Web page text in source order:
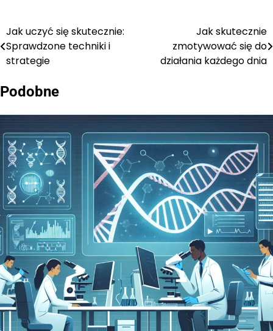
Nawigacja
wpisu
Jak uczyć się skutecznie:
Sprawdzone techniki i
strategie
Jak skutecznie
zmotywować się do
działania każdego dnia
Podobne